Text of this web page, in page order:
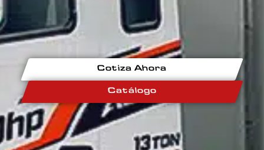
Cotiza Ahora
Catálogo